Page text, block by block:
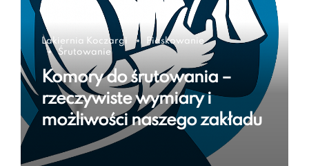
Lakiernia Koczargi
Piaskowanie
Śrutowanie
Komory do śrutowania –
rzeczywiste wymiary i
możliwości naszego zakładu